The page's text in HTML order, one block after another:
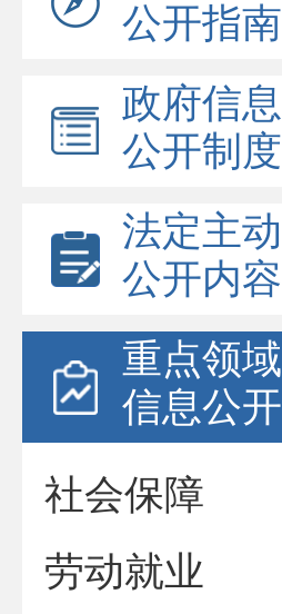
公开指南
政府信息
公开制度
法定主动
公开内容
重点领域
信息公开
社会保障
劳动就业